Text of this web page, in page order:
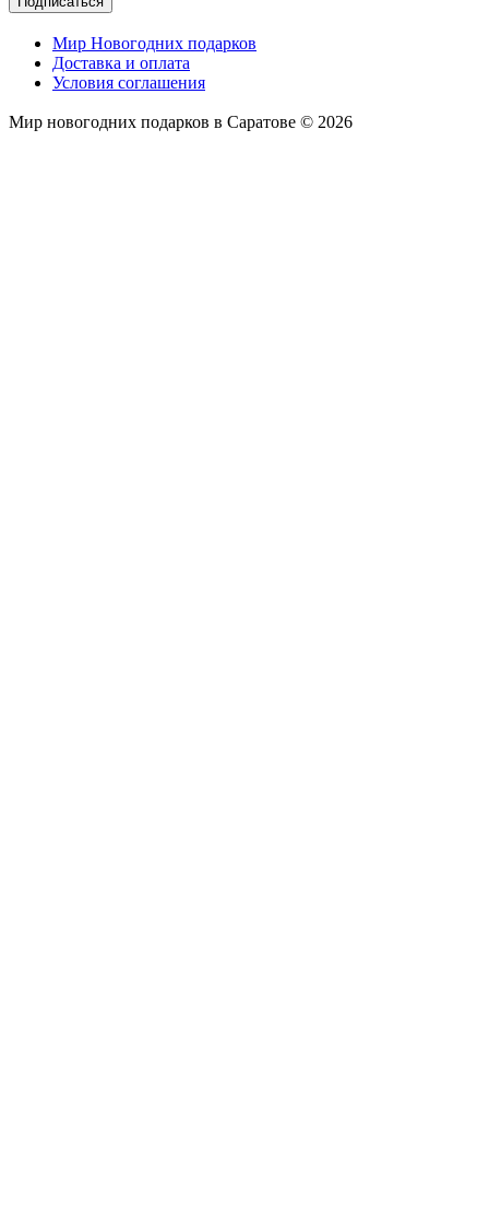
Мир Новогодних подарков
Доставка и оплата
Условия соглашения
Мир новогодних подарков в Саратове © 2026